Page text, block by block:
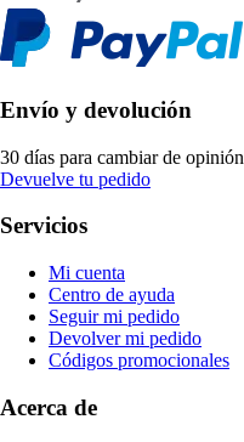
Envío y devolución
30 días para cambiar de opinión
Devuelve tu pedido
Servicios
Mi cuenta
Centro de ayuda
Seguir mi pedido
Devolver mi pedido
Códigos promocionales
Acerca de